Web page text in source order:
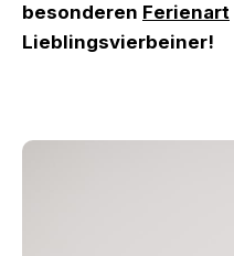
besonderen Ferienart
Lieblingsvierbeiner!